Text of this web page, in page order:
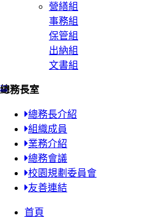
營繕組
事務組
保管組
出納組
文書組
:::
總務長室
總務長介紹
組織成員
業務介紹
總務會議
校園規劃委員會
友善連結
首頁